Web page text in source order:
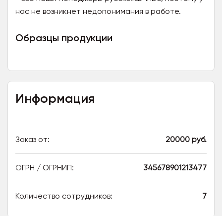
нас не возникнет недопонимания в работе.
Образцы продукции
Информация
Заказ от: 20000 руб.
ОГРН / ОГРНИП: 345678901213477
Количество сотрудников: 7